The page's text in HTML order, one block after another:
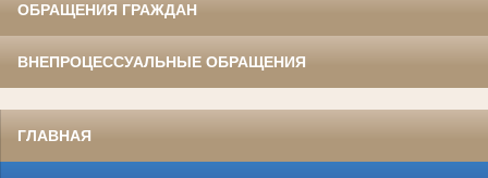
ОБРАЩЕНИЯ ГРАЖДАН
ВНЕПРОЦЕССУАЛЬНЫЕ ОБРАЩЕНИЯ
ГЛАВНАЯ